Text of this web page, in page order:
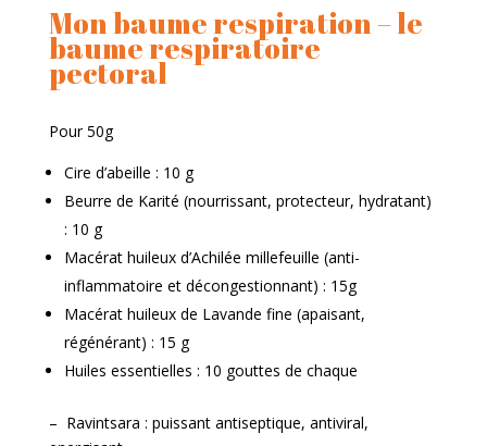
Mon baume respiration – le
baume respiratoire
pectoral
Pour 50g
Cire d’abeille : 10 g
Beurre de Karité (nourrissant, protecteur, hydratant)
: 10 g
Macérat huileux d’Achilée millefeuille (anti-
inflammatoire et décongestionnant) : 15g
Macérat huileux de Lavande fine (apaisant,
régénérant) : 15 g
Huiles essentielles : 10 gouttes de chaque
– Ravintsara : puissant antiseptique, antiviral,